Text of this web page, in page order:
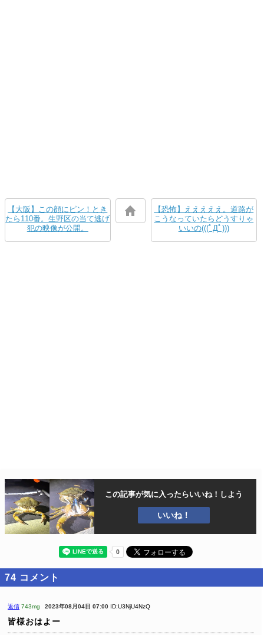
【大阪】この顔にピン！とき
たら110番。生野区の当て逃げ
犯の映像が公開。
【恐怖】えええええ。道路が
こうなっていたらどうすりゃ
いいの(((ﾟДﾟ)))
この記事が気に入ったらいいね！しよう
いいね！
74 コメント
返信 743mg 2023年08月04日 07:00 ID:U3NjU4NzQ
皆様おはよー